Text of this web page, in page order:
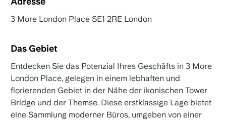
3 More London Place SE1 2RE London
Das Gebiet
Entdecken Sie das Potenzial Ihres Geschäfts in 3 More
London Place, gelegen in einem lebhaften und
florierenden Gebiet in der Nähe der ikonischen Tower
Bridge und der Themse. Diese erstklassige Lage bietet
eine Sammlung moderner Büros, umgeben von einer